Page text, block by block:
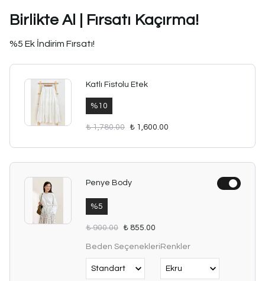
Birlikte Al | Fırsatı Kaçırma!
%5 Ek İndirim Fırsatı!
Katlı Fistolu Etek
% 10
₺ 1,780.00 ₺ 1,600.00
Penye Body
%5
₺ 900.00 ₺ 855.00
Beden SeçenekleriRenkler